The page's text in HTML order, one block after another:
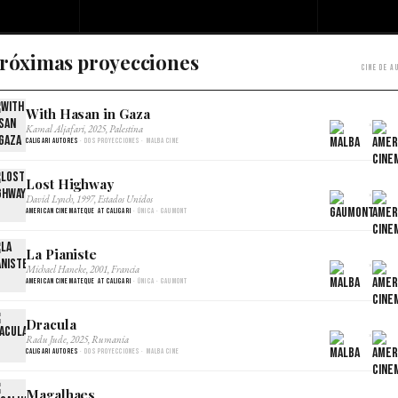
proyecciones Cine de
With Hasan in Gaza
Kamal Aljafari, 2025, Palestina
Caligari Autores · Dos proyecciones · Malba Cine
×
Lost Highway
David Lynch, 1997, Estados Unidos
American Cinemateque at Caligari · Única · Gaumont
×
La Pianiste
Michael Haneke, 2001, Francia
American Cinemateque at Caligari · Única · Gaumont
×
Dracula
Radu Jude, 2025, Rumania
Caligari Autores · Dos proyecciones · Malba Cine
×
Magalhaes